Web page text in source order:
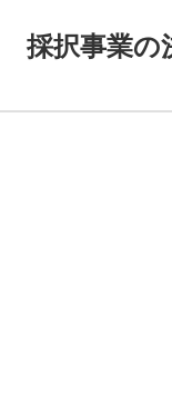
採択事業の